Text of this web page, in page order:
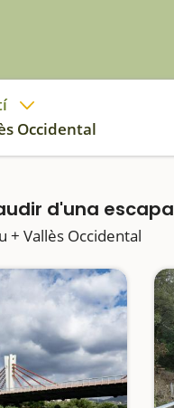
Occidental
d'una
+ Vallès Occidental